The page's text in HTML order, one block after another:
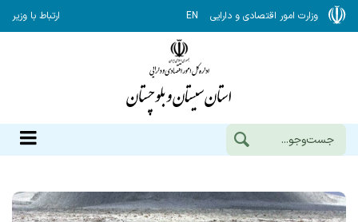
وزارت امور اقتصادی و دارایی EN ارتباط با وزیر